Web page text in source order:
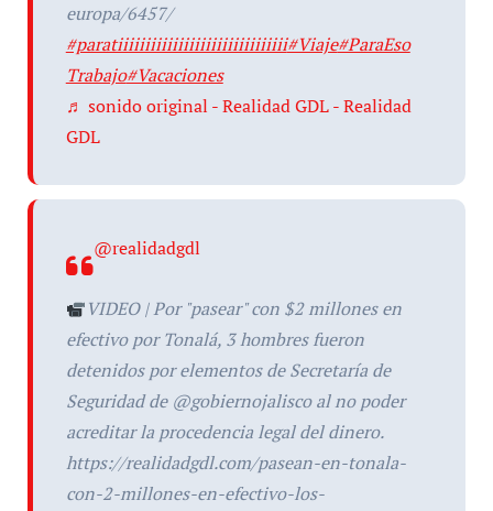
europa/6457/
#paratiiiiiiiiiiiiiiiiiiiiiiiiiiiiiii#Viaje#ParaEso
Trabajo#Vacaciones
♬ sonido original - Realidad GDL - Realidad
GDL
@realidadgdl
VIDEO | Por "pasear" con $2 millones en
efectivo por Tonalá, 3 hombres fueron
detenidos por elementos de Secretaría de
Seguridad de @gobiernojalisco al no poder
acreditar la procedencia legal del dinero.
https://realidadgdl.com/pasean-en-tonala-
con-2-millones-en-efectivo-los-